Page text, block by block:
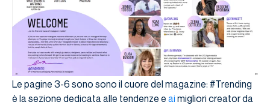
Le pagine 3-6 sono sono il cuore del magazine: #Trending
è la sezione dedicata alle tendenze e ai migliori creator da